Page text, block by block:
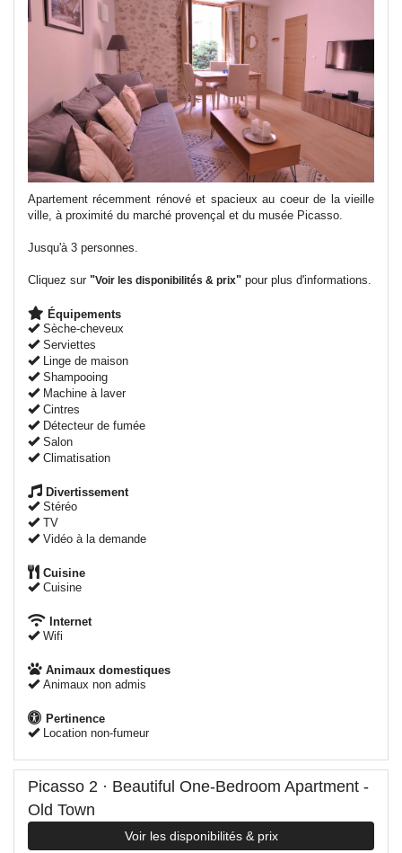
Apartement récemment rénové et spacieux au coeur de la vieille
ville, à proximité du marché provençal et du musée Picasso.
Jusqu'à 3 personnes.
Cliquez sur "Voir les disponibilités & prix" pour plus d'informations.
Équipements
Sèche-cheveux
Serviettes
Linge de maison
Shampooing
Machine à laver
Cintres
Détecteur de fumée
Salon
Climatisation
Divertissement
Stéréo
TV
Vidéo à la demande
Cuisine
Cuisine
Internet
Wifi
Animaux domestiques
Animaux non admis
Pertinence
Location non-fumeur
Picasso 2 · Beautiful One-Bedroom Apartment -
Old Town
Voir les disponibilités & prix